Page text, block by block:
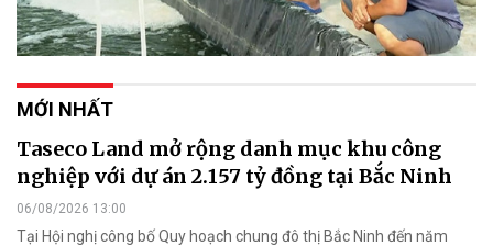
MỚI NHẤT
Taseco Land mở rộng danh mục khu công
nghiệp với dự án 2.157 tỷ đồng tại Bắc Ninh
06/08/2026 13:00
Tại Hội nghị công bố Quy hoạch chung đô thị Bắc Ninh đến năm